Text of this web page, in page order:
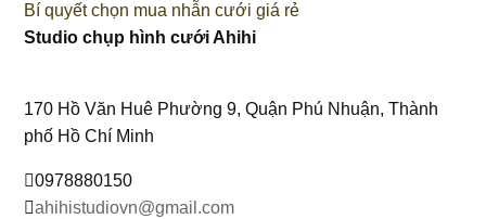
Bí quyết chọn mua nhẫn cưới giá rẻ
Studio chụp hình cưới Ahihi
170 Hồ Văn Huê Phường 9, Quận Phú Nhuận, Thành
phố Hồ Chí Minh
0978880150
ahihistudiovn@gmail.com